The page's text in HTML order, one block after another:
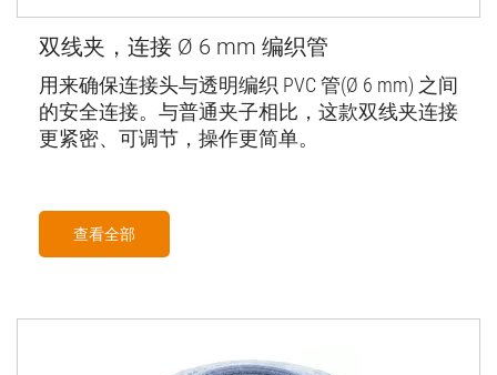
双线夹，连接 Ø 6 mm 编织管
用来确保连接头与透明编织 PVC 管(Ø 6 mm) 之间
的安全连接。与普通夹子相比，这款双线夹连接
更紧密、可调节，操作更简单。
查看全部